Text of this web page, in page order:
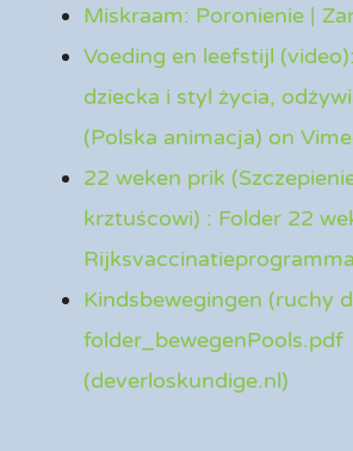
Miskraam: Poronienie |
Voeding en leefstijl
dziecka i styl życia,
(Polska animacja) on
22 weken prik
krztuścowi) : Folder 22
Kindsbewegingen (ruchy
folder_bewegenPools.pdf
(deverloskundige.nl)